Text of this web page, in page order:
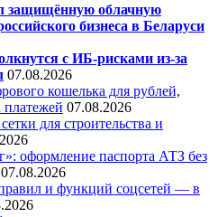
защищённую облачную
бизнеса в Беларуси
с ИБ-рисками из-за
07.08.2026
кошелька для рублей,
07.08.2026
для строительства и
оформление паспорта АТЗ без
07.08.2026
и функций соцсетей — в